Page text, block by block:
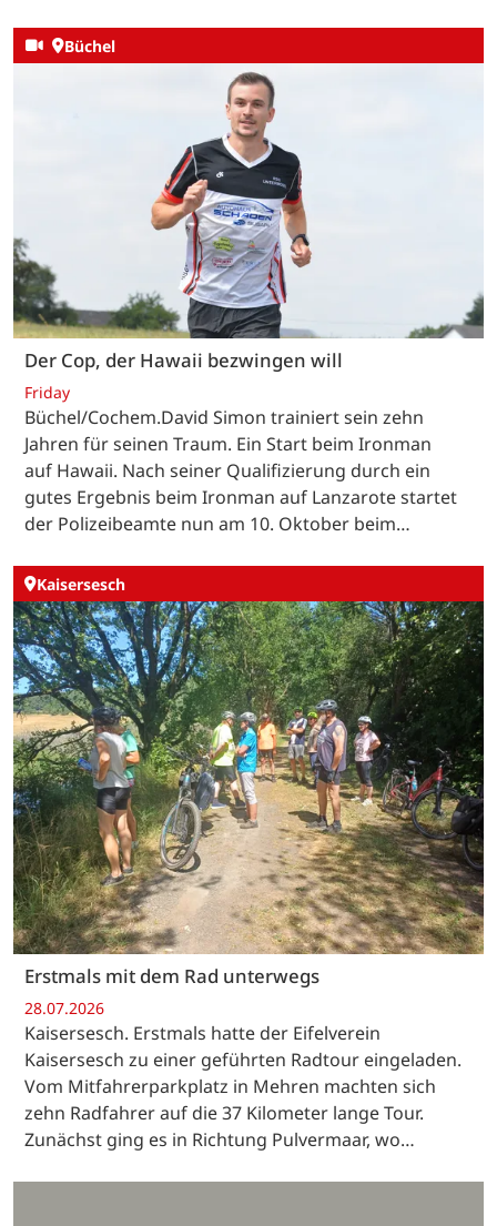
Büchel
Der Cop, der Hawaii bezwingen will
Friday
Büchel/Cochem.David Simon trainiert sein zehn
Jahren für seinen Traum. Ein Start beim Ironman
auf Hawaii. Nach seiner Qualifizierung durch ein
gutes Ergebnis beim Ironman auf Lanzarote startet
der Polizeibeamte nun am 10. Oktober beim…
Kaisersesch
Erstmals mit dem Rad unterwegs
28.07.2026
Kaisersesch. Erstmals hatte der Eifelverein
Kaisersesch zu einer geführten Radtour eingeladen.
Vom Mitfahrerparkplatz in Mehren machten sich
zehn Radfahrer auf die 37 Kilometer lange Tour.
Zunächst ging es in Richtung Pulvermaar, wo…